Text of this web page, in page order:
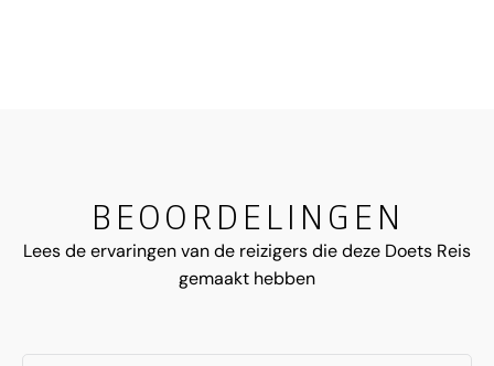
BEOORDELINGEN
Lees de ervaringen van de reizigers die deze Doets Reis
gemaakt hebben